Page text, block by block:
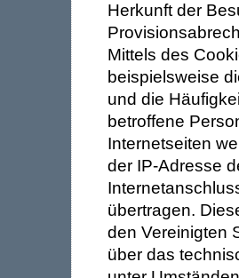
Herkunft der
Mittels des
beispielsweise
und die
betroffene
Internetseiten
der IP-Adresse
übertragen.
den Vereinigten
über das